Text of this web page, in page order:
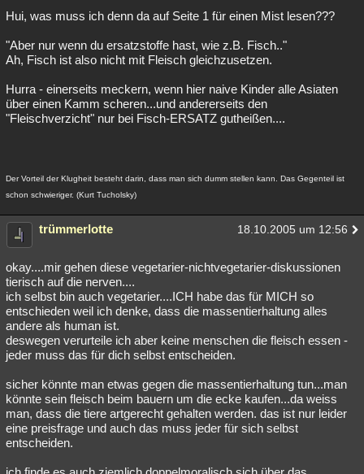
Hui, was muss ich denn da auf Seite 1 für einen Mist lesen???
"Aber nur wenn du ersatzstoffe hast, wie z.B. Fisch.."
Ah, Fisch ist also nicht mit Fleisch gleichzusetzen.
Hurra - einerseits meckern, wenn hier naive Kinder alle Asiaten
über einen Kamm scheren...und andererseits den
"Fleischverzicht" nur bei Fisch-ERSATZ gutheißen....
Der Vorteil der Klugheit besteht darin, dass man sich dumm stellen kann. Das Gegenteil ist
schon schwieriger. (Kurt Tucholsky)
trümmerlotte 18.10.2005 um 12:56
okay....mir gehen diese vegetarier-nichtvegetarier-diskussionen
tierisch auf die nerven....
ich selbst bin auch vegetarier....ICH habe das für MICH so
entschieden weil ich denke, dass die massentierhaltung alles
andere als human ist.
deswegen verurteile ich aber keine menschen die fleisch essen -
jeder muss das für dich selbst entscheiden.
sicher könnte man etwas gegen die massentierhaltung tun...man
könnte sein fleisch beim bauern um die ecke kaufen...da weiss
man, dass die tiere artgerecht gehalten werden. das ist nur leider
eine preisfrage und auch das muss jeder für sich selbst
entscheiden.